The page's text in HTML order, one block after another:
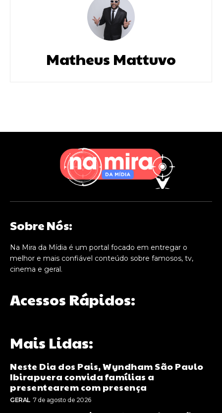
Matheus Mattuvo
Sobre Nós:
Na Mira da Mídia é um portal focado em entregar o
melhor e mais confiável conteúdo sobre famosos, tv,
cinema e geral.
Acessos Rápidos:
Mais Lidas:
Neste Dia dos Pais, Wyndham São Paulo
Ibirapuera convida famílias a
presentearem com presença
GERAL 7 de agosto de 2026